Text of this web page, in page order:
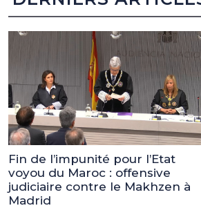
Fin de l’impunité pour l’Etat
voyou du Maroc : offensive
judiciaire contre le Makhzen à
Madrid